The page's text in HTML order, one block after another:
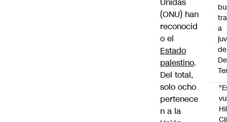
(ONU) han
reconocid
o el
Estado
palestino.
Del total,
solo ocho
pertenece
n a la
a
de